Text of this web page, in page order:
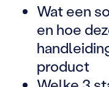
Wat een
en hoe
product